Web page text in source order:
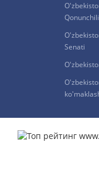
Senati